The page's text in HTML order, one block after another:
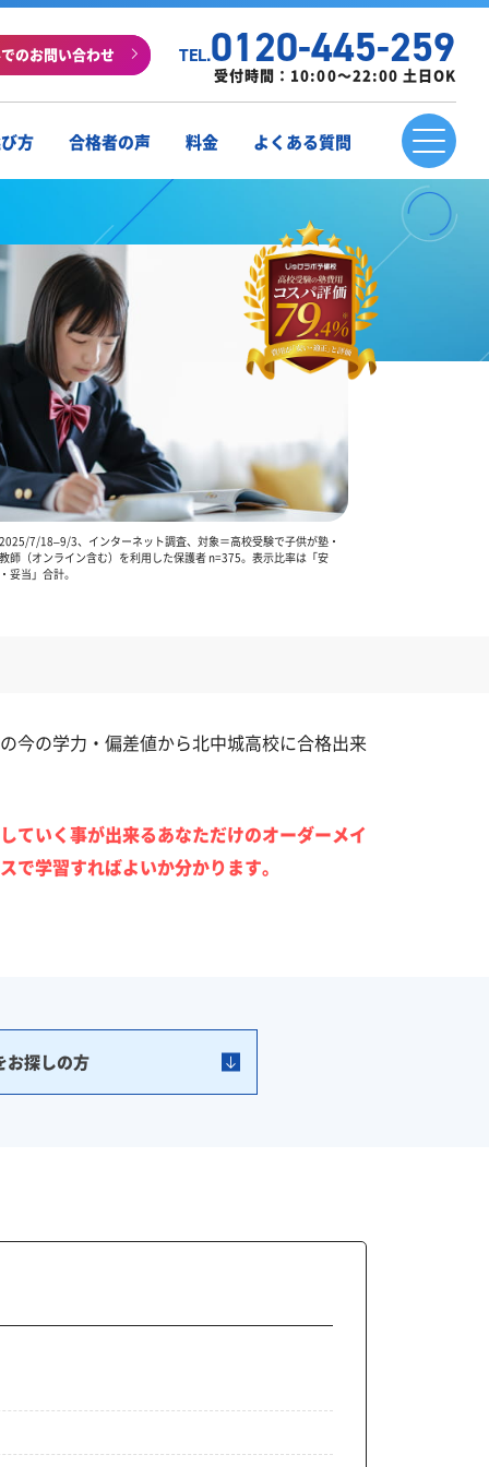
のお問い合わせ TEL.0120-445-259
受付時間：10:00～22:00 土日OK
方 合格者の声 料金 よくある質問
7/18–9/3、インターネット調査、対象＝高校受験で子供が塾・
師（オンライン含む）を利用した保護者 n=375。表示比率は「安
妥当」合計。
今の学力・偏差値から北中城高校に合格出来
ていく事が出来るあなただけのオーダーメイ
学習すればよいか分かります。
お探しの方